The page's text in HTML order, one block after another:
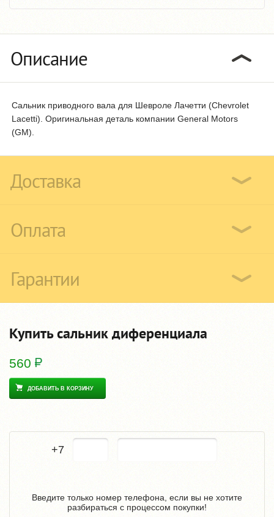
Описание
Сальник приводного вала для Шевроле Лачетти (Chevrolet
Lacetti). Оригинальная деталь компании General Motors
(GM).
Доставка
Оплата
Гарантии
Купить сальник диференциала
560
ДОБАВИТЬ В КОРЗИНУ
+7
Введите только номер телефона, если вы не хотите
разбираться с процессом покупки!